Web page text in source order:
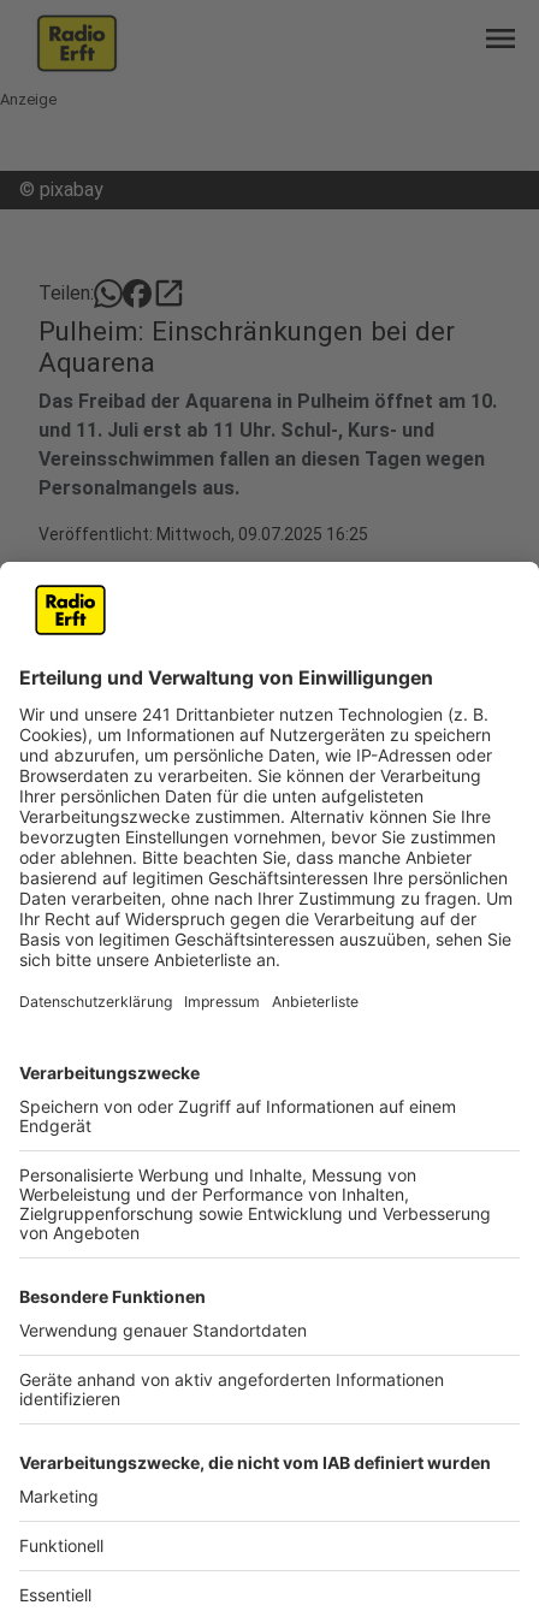
menu
Anzeige
© pixabay
Teilen: open_in_new
Pulheim: Einschränkungen bei der
Aquarena
Das Freibad der Aquarena in Pulheim öffnet am 10.
und 11. Juli erst ab 11 Uhr. Schul-, Kurs- und
Vereinsschwimmen fallen an diesen Tagen wegen
Personalmangels aus.
Veröffentlicht: Mittwoch, 09.07.2025 16:25
Anzeige
Am Wochenende normale Öffnungszeiten
im Freibad
Anzeige
Das Freibad der Aquarena in Pulheim öffnet am
Donnerstag und Freitag (10. und 11. Juli) erst eine
Stunde später, also erst ab 11 Uhr. Außerdem fallen
das Schulschwimmen und das Kurs- und
Vereinsschwimmen an beiden Tagen aus. Der Grund
sind personelle Engpässe, heißt es von der Stadt. Am
üblich geöffnet.
Anzeige
Weitere Themen von Rhein und Erft
Anzeige
Brühl
Weniger Unfälle an Rhein und Erft
Sanierung der Bonnstraße in Hürth geht weiter
Anzeige